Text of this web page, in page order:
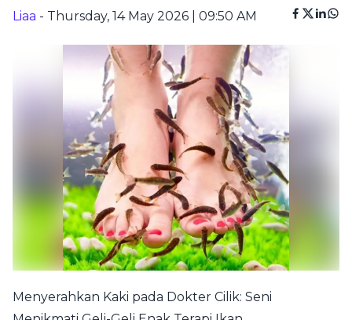
Liaa - Thursday, 14 May 2026 | 09:50 AM
Menyerahkan Kaki pada Dokter Cilik: Seni